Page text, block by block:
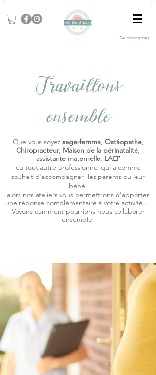
Se connecter
Travaillons
ensemble
Que vous soyez sage-femme, Ostéopathe,
Chiropracteur, Maison de la périnatalité,
assistante maternelle, LAEP
ou tout autre professionnel qui a comme
souhait d'accompagner les parents ou leur
bébé,
alors nos ateliers vous permettrons d'apporter
une réponse complémentaire à votre activité...
Voyons comment pourrions-nous collaborer
ensemble